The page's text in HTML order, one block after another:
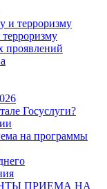
и терроризму
проявлений
Госуслуги?
на программы
ПРИЕМА НА